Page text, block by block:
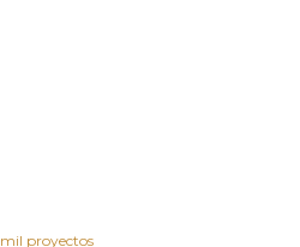
mil proyectos